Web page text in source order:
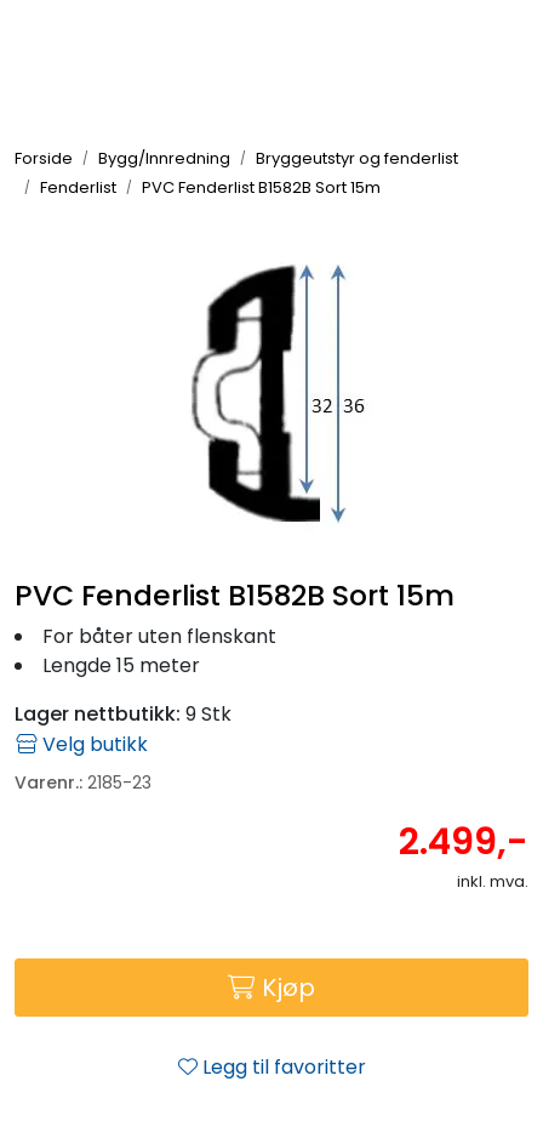
Forside Bygg/Innredning
Bryggeutstyr og fenderlist
Fenderlist
PVC Fenderlist B1582B Sort 15m
PVC Fenderlist B1582B Sort 15m
For båter uten flenskant
Lengde 15 meter
Lager nettbutikk: 9 Stk
Velg butikk
Varenr.: 2185-23
2.499,-
inkl. mva.
Kjøp
Legg til favoritter
Elektrisk
Fritid/Sikkerhet
Seil